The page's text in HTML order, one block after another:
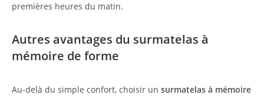
premières heures du matin.
Autres avantages du surmatelas à
mémoire de forme
Au-delà du simple confort, choisir un surmatelas à mémoire